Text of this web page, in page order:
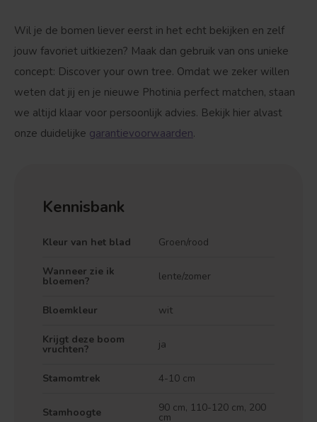
Wil je de bomen liever eerst in het echt bekijken en zelf
jouw favoriet uitkiezen? Maak dan gebruik van ons unieke
concept: Discover your own tree. Omdat we zeker willen
weten dat jij en je nieuwe Photinia perfect matchen, staan
we altijd klaar voor persoonlijk advies. Bekijk hier alvast
onze duidelijke garantievoorwaarden.
Kennisbank
Kleur van het blad Groen/rood
Wanneer zie ik
bloemen? lente/zomer
Bloemkleur wit
Krijgt deze boom
vruchten? ja
Stamomtrek 4-10 cm
Stamhoogte 90 cm, 110-120 cm, 200
cm